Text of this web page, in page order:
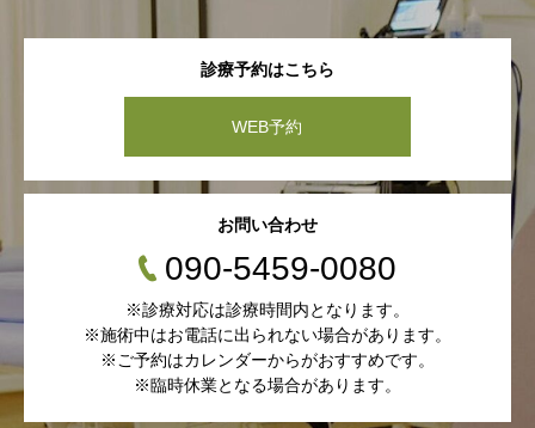
診療予約はこちら
WEB予約
お問い合わせ
090-5459-0080
※診療対応は診療時間内となります。
※施術中はお電話に出られない場合があります。
※ご予約はカレンダーからがおすすめです。
※臨時休業となる場合があります。